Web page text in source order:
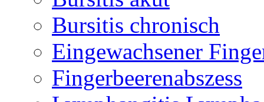
Bursitis chronisch
Eingewachsener
Fingerbeerenabszess